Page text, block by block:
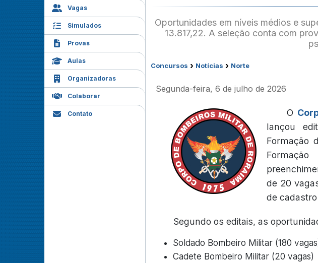
Vagas
Simulados
Provas
Aulas
Organizadoras
Colaborar
Contato
Oportunidades em níveis médios e
13.817,22. A seleção conta com
Concursos › Notícias › Norte
Segunda-feira, 6 de julho de 2026
O
lançou
Formação
de 20
de
Segundo os editais, as
Soldado Bombeiro Militar (180
Cadete Bombeiro Militar (20 vagas)